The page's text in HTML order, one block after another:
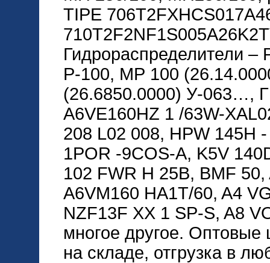
TIPE
Гидрораспределители –
Р-100, МР 100
(26.6850.0000) У-063…,
A6VE160HZ 1 /63W-
208 L02 008, HPW 145H
1POR -9COS-A, K5V
102 FWR H 25B, BMF
A6VM160 HA1T/60, A4
NZF13F XX 1 SP-S, A8
многое другое. Оптовые
на складе, отгрузка в